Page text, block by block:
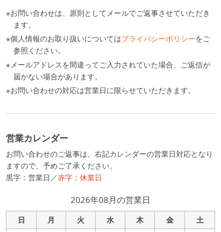
※お問い合わせは、原則としてメールでご返事させていただき
ます。
※個人情報のお取り扱いについてはプライバシーポリシーをご
参照ください。
※メールアドレスを間違ってご入力されていた場合、ご返信が
届かない場合があります。
※お問い合わせの対応は営業日に限らせていただきます。
営業カレンダー
お問い合わせのご返事は、右記カレンダーの営業日対応となり
ますので、予めご了承ください。
黒字：営業日／赤字 ： 休業日
2026年08月の営業日
日 月 火 水 木 金 土